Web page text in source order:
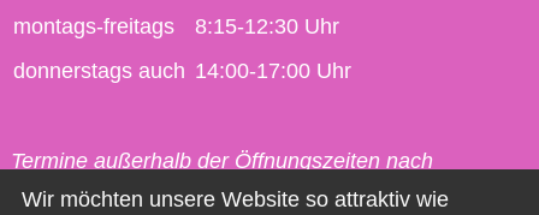
montags-freitags
8:15-12:30 Uhr
donnerstags auch 14:00-17:00 Uhr
Termine außerhalb der Öffnungszeiten nach
vorheriger Vereinbarung möglich.
Wir möchten unsere Website so attraktiv wie